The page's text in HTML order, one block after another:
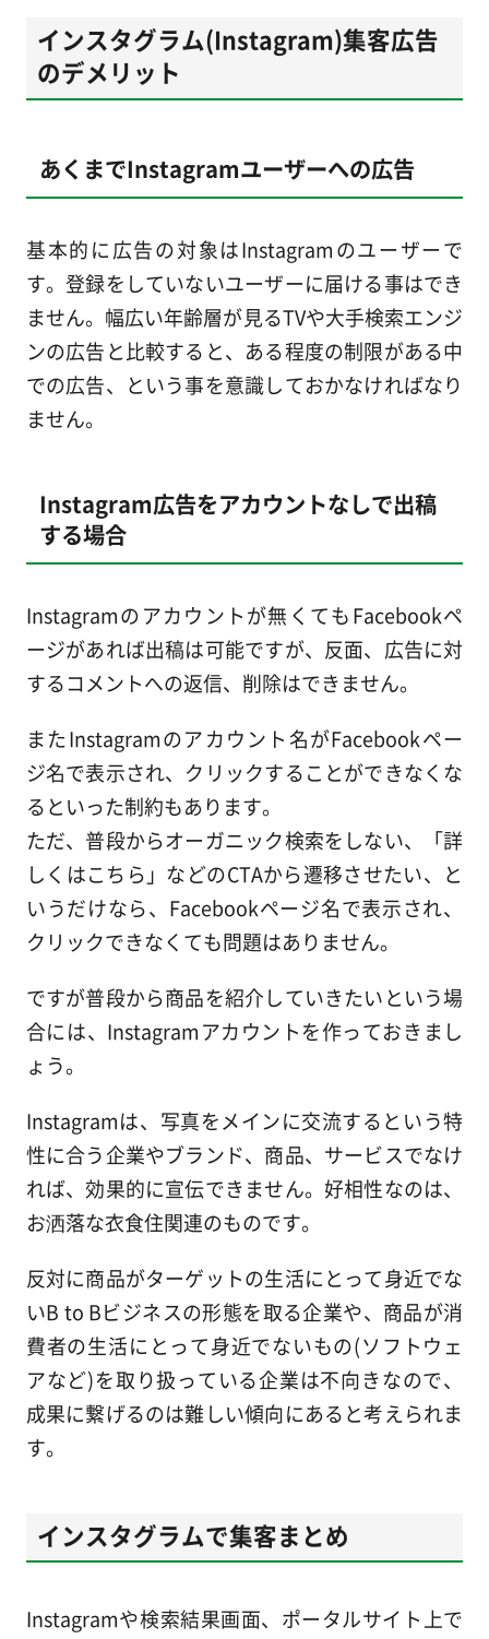
インスタグラム(Instagram)集客広告
のデメリット
あくまでInstagramユーザーへの広告
基本的に広告の対象はInstagramのユーザーで
す。登録をしていないユーザーに届ける事はでき
ません。幅広い年齢層が見るTVや大手検索エンジ
ンの広告と比較すると、ある程度の制限がある中
での広告、という事を意識しておかなければなり
ません。
Instagram広告をアカウントなしで出稿
する場合
Instagramのアカウントが無くてもFacebookペ
ージがあれば出稿は可能ですが、反面、広告に対
するコメントへの返信、削除はできません。
またInstagramのアカウント名がFacebookペー
ジ名で表示され、クリックすることができなくな
るといった制約もあります。
ただ、普段からオーガニック検索をしない、「詳
しくはこちら」などのCTAから遷移させたい、と
いうだけなら、Facebookページ名で表示され、
クリックできなくても問題はありません。
ですが普段から商品を紹介していきたいという場
合には、Instagramアカウントを作っておきまし
ょう。
Instagramは、写真をメインに交流するという特
性に合う企業やブランド、商品、サービスでなけ
れば、効果的に宣伝できません。好相性なのは、
お洒落な衣食住関連のものです。
反対に商品がターゲットの生活にとって身近でな
いB to Bビジネスの形態を取る企業や、商品が消
費者の生活にとって身近でないもの(ソフトウェ
アなど)を取り扱っている企業は不向きなので、
成果に繋げるのは難しい傾向にあると考えられま
す。
インスタグラムで集客まとめ
Instagramや検索結果画面、ポータルサイト上で